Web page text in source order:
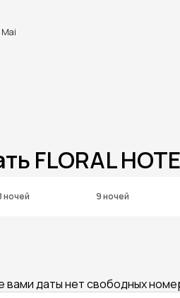
FLORAL
ночей 9 ночей
вами даты нет свободных